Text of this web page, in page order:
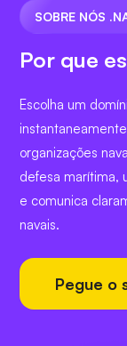
SOBRE NÓS
Por que
Escolha um
organizações
defesa marítima,
e comunica
navais.
Pegue o